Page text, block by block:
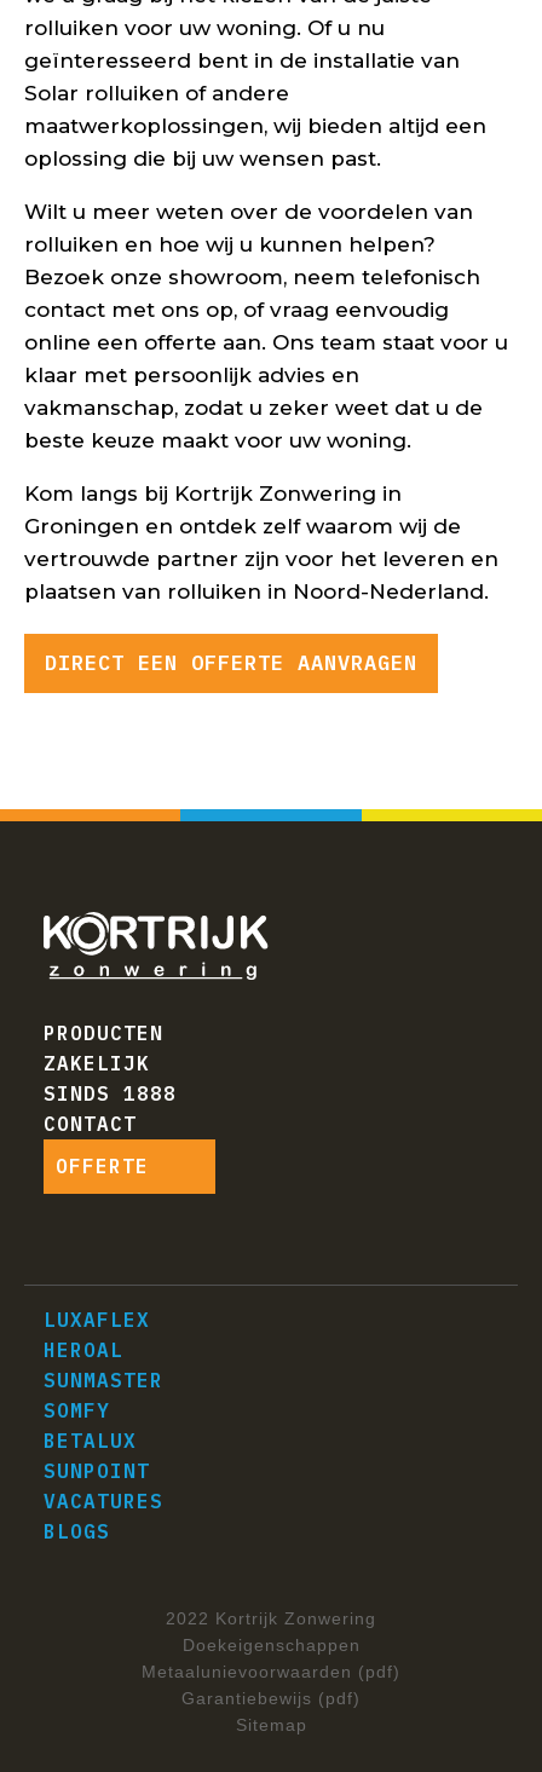
rolluiken voor uw woning. Of u nu
geïnteresseerd bent in de installatie van
Solar rolluiken of andere
maatwerkoplossingen, wij bieden altijd een
oplossing die bij uw wensen past.
Wilt u meer weten over de voordelen van
rolluiken en hoe wij u kunnen helpen?
Bezoek onze showroom, neem telefonisch
contact met ons op, of vraag eenvoudig
online een offerte aan. Ons team staat voor u
klaar met persoonlijk advies en
vakmanschap, zodat u zeker weet dat u de
beste keuze maakt voor uw woning.
Kom langs bij Kortrijk Zonwering in
Groningen en ontdek zelf waarom wij de
vertrouwde partner zijn voor het leveren en
plaatsen van rolluiken in Noord-Nederland.
DIRECT EEN OFFERTE AANVRAGEN
PRODUCTEN
ZAKELIJK
SINDS 1888
CONTACT
OFFERTE
LUXAFLEX
HEROAL
SUNMASTER
SOMFY
BETALUX
SUNPOINT
VACATURES
BLOGS
2022 Kortrijk Zonwering
Doekeigenschappen
Metaalunievoorwaarden (pdf)
Garantiebewijs (pdf)
Sitemap